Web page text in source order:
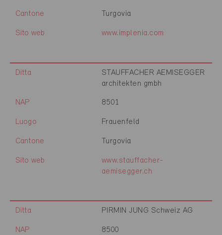
Cantone Turgovia
Sito web www.implenia.com
Ditta
STAUFFACHER AEMISEGGER
architekten gmbh
NAP 8501
Luogo Frauenfeld
Cantone Turgovia
Sito web
www.stauffacher-
aemisegger.ch
Ditta PIRMIN JUNG Schweiz AG
NAP 8500